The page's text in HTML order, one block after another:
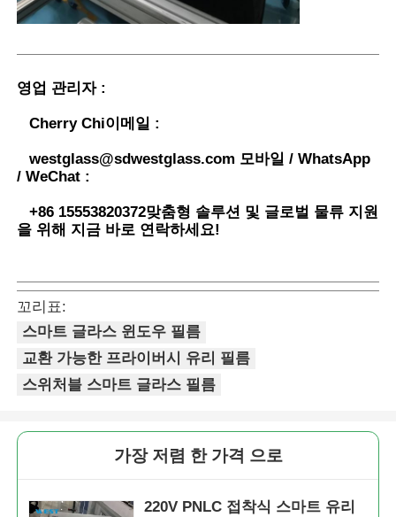
영업 관리자 :
Cherry Chi이메일 :
westglass@sdwestglass.com 모바일 / WhatsApp
/ WeChat :
+86 15553820372맞춤형 솔루션 및 글로벌 물류 지원
을 위해 지금 바로 연락하세요!
꼬리표:
스마트 글라스 윈도우 필름
교환 가능한 프라이버시 유리 필름
스위처블 스마트 글라스 필름
가장 저렴 한 가격 으로
220V PNLC 접착식 스마트 유리